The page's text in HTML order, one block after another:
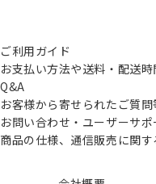
ご利用ガイド
お支払い方法や送料・配送
Q&A
お客様から寄せられたご質問
お問い合わせ・ユーザーサポ
商品の仕様、通信販売に関